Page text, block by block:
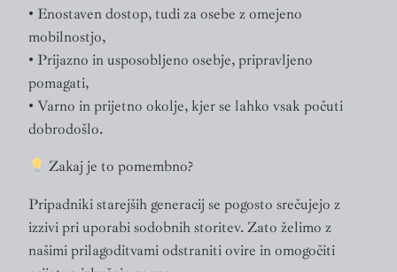
• Enostaven dostop, tudi za osebe z omejeno
mobilnostjo,
• Prijazno in usposobljeno osebje, pripravljeno
pomagati,
• Varno in prijetno okolje, kjer se lahko vsak počuti
dobrodošlo.
Zakaj je to pomembno?
Pripadniki starejših generacij se pogosto srečujejo z
izzivi pri uporabi sodobnih storitev. Zato želimo z
našimi prilagoditvami odstraniti ovire in omogočiti